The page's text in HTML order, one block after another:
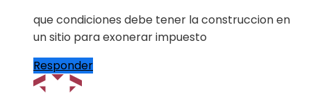
que condiciones debe tener la construccion en
un sitio para exonerar impuesto
Responder